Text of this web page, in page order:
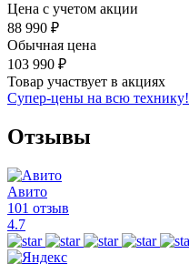
Цена с учетом акции
88 990 ₽
Обычная цена
103 990 ₽
Товар участвует в акциях
Супер-цены на всю технику!
Отзывы
Авито
101 отзыв
4.7